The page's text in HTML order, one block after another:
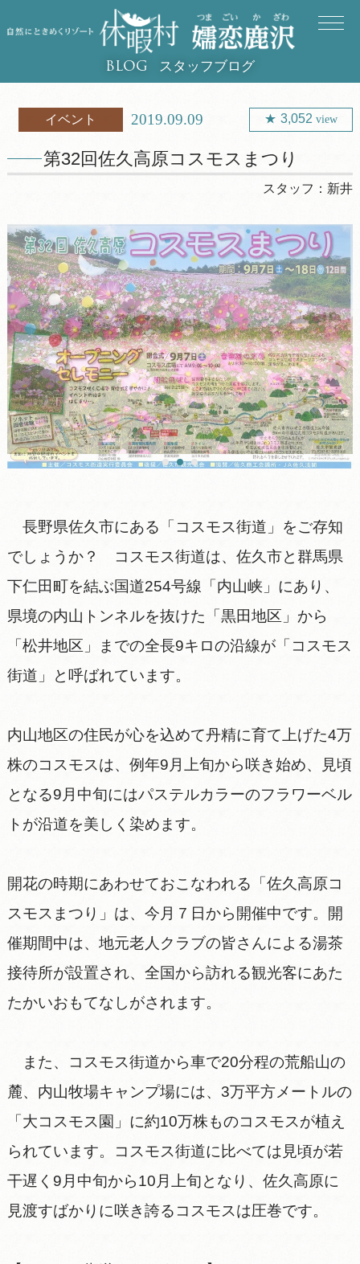
BLOG スタッフブログ
イベント 2019.09.09 3,052view
第32回佐久高原コスモスまつり
スタッフ： 新井
長野県佐久市にある「コスモス街道」をご存知
でしょうか？ コスモス街道は、佐久市と群馬県
下仁田町を結ぶ国道254号線「内山峡」にあり、
県境の内山トンネルを抜けた「黒田地区」から
「松井地区」までの全長9キロの沿線が「コスモス
街道」と呼ばれています。
内山地区の住民が心を込めて丹精に育て上げた4万
株のコスモスは、例年9月上旬から咲き始め、見頃
となる9月中旬にはパステルカラーのフラワーベル
トが沿道を美しく染めます。
開花の時期にあわせておこなわれる「佐久高原コ
スモスまつり」は、今月７日から開催中です。開
催期間中は、地元老人クラブの皆さんによる湯茶
接待所が設置され、全国から訪れる観光客にあた
たかいおもてなしがされます。
また、コスモス街道から車で20分程の荒船山の
麓、内山牧場キャンプ場には、3万平方メートルの
「大コスモス園」に約10万株ものコスモスが植え
られています。コスモス街道に比べては見頃が若
干遅く9月中旬から10月上旬となり、佐久高原に
見渡すばかりに咲き誇るコスモスは圧巻です。